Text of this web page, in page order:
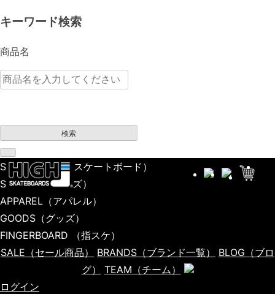
キーワード検索
商品名
検索
SKATEBOARD（スケートボード）
SHOES（シューズ）
APPAREL （アパレル）
GOODS （グッズ）
FINGERBOARD
（指スケ）
SALE （セール商品） BRANDS （ブランド一覧） BLOG （ブロ
グ）
TEAM （チーム）
ログイン